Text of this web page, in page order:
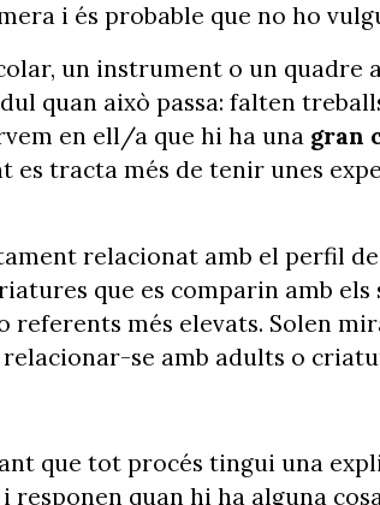
i és probable que no ho
un instrument o un quadre
quan això passa: falten
en ell/a que hi ha una gran
es tracta més de tenir unes
relacionat amb el perfil de
que es comparin amb els
referents més elevats. Solen
se amb adults o
que tot procés tingui una
quan hi ha alguna